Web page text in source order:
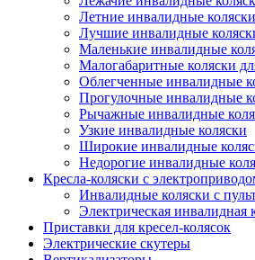
Летние инвалидные коляски
Лучшие инвалидные
Маленькие инвалидные
Малогабаритные коляски
Облегченные инвалидные
Прогулочные инвалидные
Рычажные инвалидные
Узкие инвалидные коляски
Широкие инвалидные
Недорогие инвалидные
Кресла-коляски с
Инвалидные коляски с
Электрическая инвалидная
Приставки для кресел-колясок
Электрические скутеры